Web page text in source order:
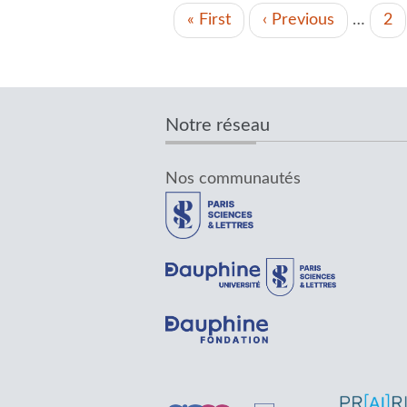
PAGINATION
Première
« First
Page
‹ Previous … 2
Notre réseau
Nos communautés